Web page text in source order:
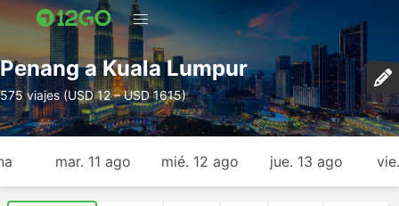
Penang a Kuala Lumpur
575 viajes (USD 12 – USD 1615)
mar. 11 ago mié. 12 ago jue. 13 ago